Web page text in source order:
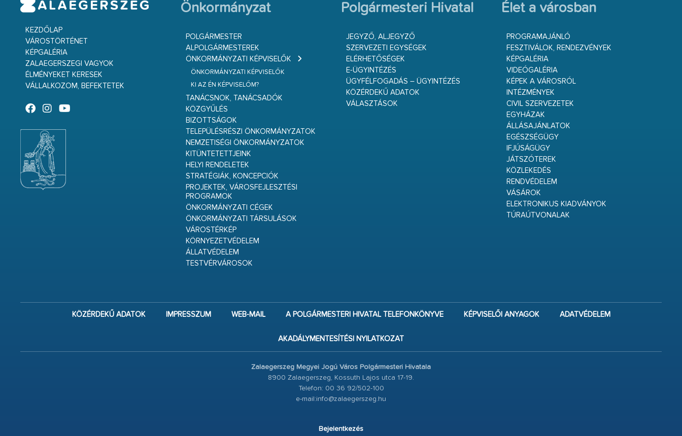
KEZDŐLAP
VÁROSTÖRTÉNET
KÉPGALÉRIA
ZALAEGERSZEGI VAGYOK
ÉLMÉNYEKET KERESEK
VÁLLALKOZOM, BEFEKTETEK
Önkormányzat
POLGÁRMESTER
ALPOLGÁRMESTEREK
ÖNKORMÁNYZATI KÉPVISELŐK
ÖNKORMÁNYZATI KÉPVISELŐK
KI AZ ÉN KÉPVISELŐM?
TANÁCSNOK, TANÁCSADÓK
KÖZGYŰLÉS
BIZOTTSÁGOK
TELEPÜLÉSRÉSZI ÖNKORMÁNYZATOK
NEMZETISÉGI ÖNKORMÁNYZATOK
KITÜNTETETTJEINK
HELYI RENDELETEK
STRATÉGIÁK, KONCEPCIÓK
PROJEKTEK, VÁROSFEJLESZTÉSI
PROGRAMOK
ÖNKORMÁNYZATI CÉGEK
ÖNKORMÁNYZATI TÁRSULÁSOK
VÁROSTÉRKÉP
KÖRNYEZETVÉDELEM
ÁLLATVÉDELEM
TESTVÉRVÁROSOK
Polgármesteri Hivatal
JEGYZŐ, ALJEGYZŐ
SZERVEZETI EGYSÉGEK
ELÉRHETŐSÉGEK
E-ÜGYINTÉZÉS
ÜGYFÉLFOGADÁS – ÜGYINTÉZÉS
KÖZÉRDEKŰ ADATOK
VÁLASZTÁSOK
Élet a városban
PROGRAMAJÁNLÓ
FESZTIVÁLOK, RENDEZVÉNYEK
KÉPGALÉRIA
VIDEÓGALÉRIA
KÉPEK A VÁROSRÓL
INTÉZMÉNYEK
CIVIL SZERVEZETEK
EGYHÁZAK
ÁLLÁSAJÁNLATOK
EGÉSZSÉGÜGY
IFJÚSÁGÜGY
JÁTSZÓTEREK
KÖZLEKEDÉS
RENDVÉDELEM
VÁSÁROK
ELEKTRONIKUS KIADVÁNYOK
TÚRAÚTVONALAK
KÖZÉRDEKŰ ADATOK IMPRESSZUM WEB-MAIL A POLGÁRMESTERI HIVATAL TELEFONKÖNYVE KÉPVISELŐI ANYAGOK ADATVÉDELEM
AKADÁLYMENTESÍTÉSI NYILATKOZAT
Zalaegerszeg Megyei Jogú Város Polgármesteri Hivatala
8900 Zalaegerszeg, Kossuth Lajos utca 17-19.
Telefon: 00 36 92/502-100
e-mail:info@zalaegerszeg.hu
Bejelentkezés